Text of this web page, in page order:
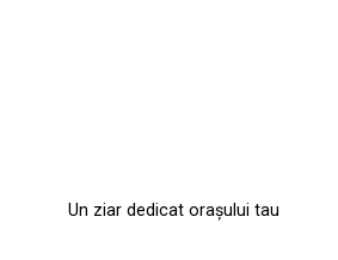
Un ziar dedicat orașului tau